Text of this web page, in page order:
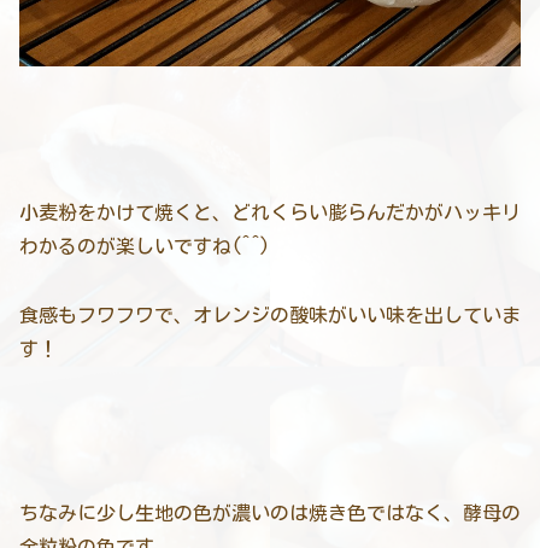
小麦粉をかけて焼くと、どれくらい膨らんだかがハッキリ
わかるのが楽しいですね(^^)
食感もフワフワで、オレンジの酸味がいい味を出していま
す！
ちなみに少し生地の色が濃いのは焼き色ではなく、酵母の